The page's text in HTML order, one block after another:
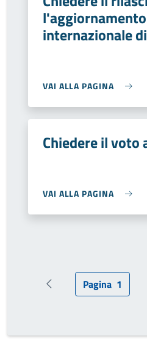
internazionale
VAI ALLA PAGINA
Chiedere il voto
VAI ALLA PAGINA
Pagina precedente
Pagina
Pagina 1